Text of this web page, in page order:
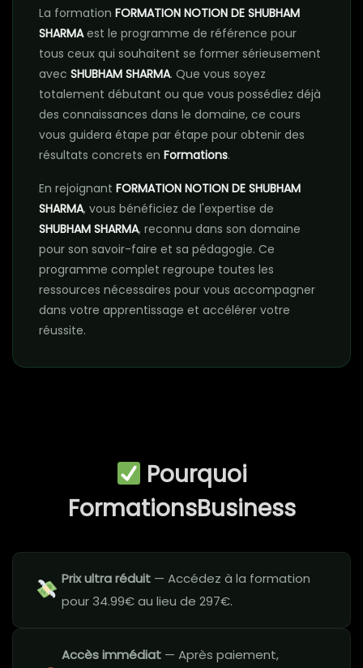
La formation FORMATION NOTION DE SHUBHAM
SHARMAest le programme de référence pour
tous ceux qui souhaitent se former sérieusement
avec SHUBHAM SHARMA. Que vous soyez
totalement débutant ou que vous possédiez déjà
des connaissances dans le domaine, ce cours
vous guidera étape par étape pour obtenir des
résultats concrets en Formations.
En rejoignant FORMATION NOTION DE SHUBHAM
SHARMA, vous bénéficiez de l'expertise de
SHUBHAM SHARMA, reconnu dans son domaine
pour son savoir-faire et sa pédagogie. Ce
programme complet regroupe toutes les
ressources nécessaires pour vous accompagner
dans votre apprentissage et accélérer votre
réussite.
Pourquoi
FormationsBusiness
Prix ultra réduit — Accédez à la formation
pour 34.99€ au lieu de 297€.
Accès immédiat — Après paiement,